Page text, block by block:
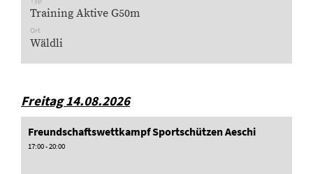
Training Aktive G50m
Ort
Wäldli
Freitag 14.08.2026
Freundschaftswettkampf Sportschützen Aeschi
17:00 - 20:00